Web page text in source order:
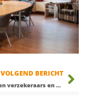
VOLGEND BERICHT
Afspraken verzekeraars en zorgkantoor